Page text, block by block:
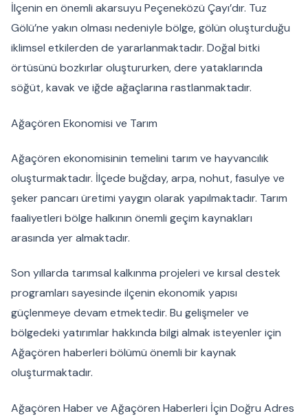
İlçenin en önemli akarsuyu Peçeneközü Çayı’dır. Tuz
Gölü’ne yakın olması nedeniyle bölge, gölün oluşturduğu
iklimsel etkilerden de yararlanmaktadır. Doğal bitki
örtüsünü bozkırlar oluştururken, dere yataklarında
söğüt, kavak ve iğde ağaçlarına rastlanmaktadır.
Ağaçören Ekonomisi ve Tarım
Ağaçören ekonomisinin temelini tarım ve hayvancılık
oluşturmaktadır. İlçede buğday, arpa, nohut, fasulye ve
şeker pancarı üretimi yaygın olarak yapılmaktadır. Tarım
faaliyetleri bölge halkının önemli geçim kaynakları
arasında yer almaktadır.
Son yıllarda tarımsal kalkınma projeleri ve kırsal destek
programları sayesinde ilçenin ekonomik yapısı
güçlenmeye devam etmektedir. Bu gelişmeler ve
bölgedeki yatırımlar hakkında bilgi almak isteyenler için
Ağaçören haberleri bölümü önemli bir kaynak
oluşturmaktadır.
Ağaçören Haber ve Ağaçören Haberleri İçin Doğru Adres